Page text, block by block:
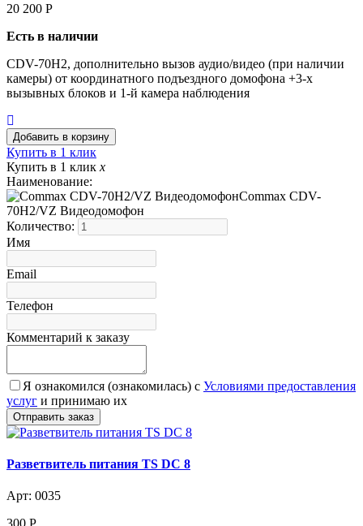
20 200 Р
Есть в наличии
CDV-70H2, дополнительно вызов аудио/видео (при наличии
камеры) от координатного подъездного домофона +3-х
вызывных блоков и 1-й камера наблюдения
Купить в 1 клик
Купить в 1 клик x
Наименование:
Commax CDV-
70H2/VZ Видеодомофон
Количество:
Имя
Email
Телефон
Комментарий к заказу
Я ознакомился (ознакомилась) с Условиями предоставления
услуг и принимаю их
Разветвитель питания TS DC 8
Арт: 0035
300 Р